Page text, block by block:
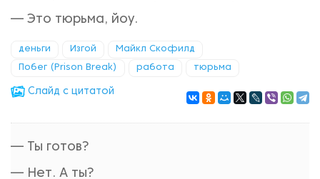
— Это тюрьма, йоу.
деньги Изгой Майкл Скофилд
Побег (Prison Break) работа тюрьма
Cлайд с цитатой
— Ты готов?
— Нет. А ты?